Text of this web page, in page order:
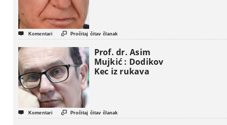
 Komentari  Pročitaj čitav članak
Prof. dr. Asim
Mujkić : Dodikov
Kec iz rukava
 Komentari  Pročitaj čitav članak